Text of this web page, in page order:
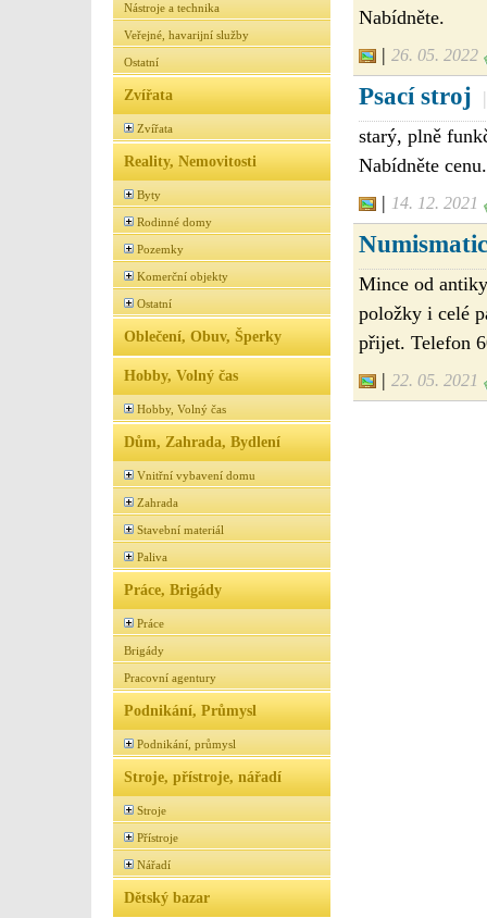
Nástroje a technika
Veřejné, havarijní služby
Ostatní
Zvířata
Zvířata
Reality, Nemovitosti
Byty
Rodinné domy
Pozemky
Komerční objekty
Ostatní
Oblečení, Obuv, Šperky
Hobby, Volný čas
Hobby, Volný čas
Dům, Zahrada, Bydlení
Vnitřní vybavení domu
Zahrada
Stavební materiál
Paliva
Práce, Brigády
Práce
Brigády
Pracovní agentury
Podnikání, Průmysl
Podnikání, průmysl
Stroje, přístroje, nářadí
Stroje
Přístroje
Nářadí
Dětský bazar
Nabídněte.
| 26. 05. 2022
Psací stroj
starý, plně
Nabídněte cenu.
| 14. 12. 2021
Mince od
položky i celé
přijet. Telefon
| 22. 05. 2021